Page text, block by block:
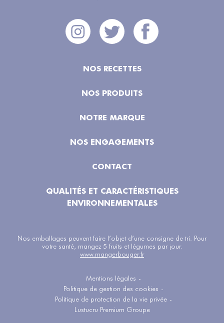
NOS RECETTES
NOS PRODUITS
NOTRE MARQUE
NOS ENGAGEMENTS
CONTACT
QUALITÉS ET CARACTÉRISTIQUES
ENVIRONNEMENTALES
Nos emballages peuvent faire l’objet d’une consigne de tri. Pour
votre santé, mangez 5 fruits et légumes par jour.
www.mangerbouger.fr
Mentions légales -
Politique de gestion des cookies -
Politique de protection de la vie privée -
Lustucru Premium Groupe